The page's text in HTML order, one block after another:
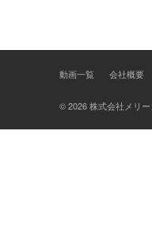
ン 動画一覧 会社概要
© 2026 株式会社メリ